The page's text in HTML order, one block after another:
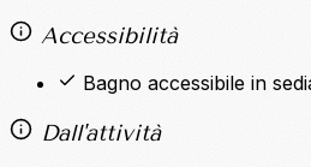
Accessibilità
Bagno accessibile in
Dall'attività